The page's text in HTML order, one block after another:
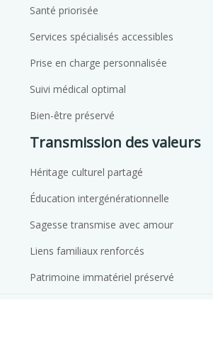
Santé priorisée
Services spécialisés accessibles
Prise en charge personnalisée
Suivi médical optimal
Bien-être préservé
Transmission des valeurs
Héritage culturel partagé
Éducation intergénérationnelle
Sagesse transmise avec amour
Liens familiaux renforcés
Patrimoine immatériel préservé